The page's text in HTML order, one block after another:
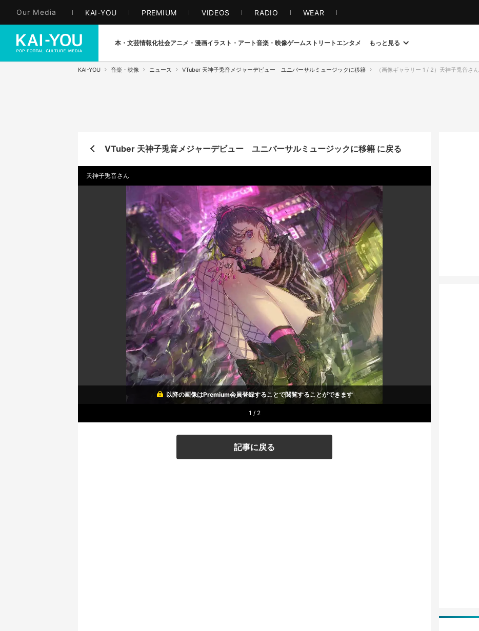
Our Media KAI-YOU PREMIUM VIDEOS RADIO WEAR
本・文芸情報化社会アニメ・漫画イラスト・アート音楽・映像ゲームストリート エンタメ もっと見る
KAI-YOU 音楽・映像 ニュース VTuber 天神子兎音メジャーデビュー ユニバーサルミュージックに移籍 （画像ギャラリー 1 / 2）天神子兎音さん
VTuber 天神子兎音メジャーデビュー ユニバーサルミュージックに移籍 に戻る
天神子兎音さん
以降の画像はPremium会員登録することで閲覧することができます
1 / 2
記事に戻る